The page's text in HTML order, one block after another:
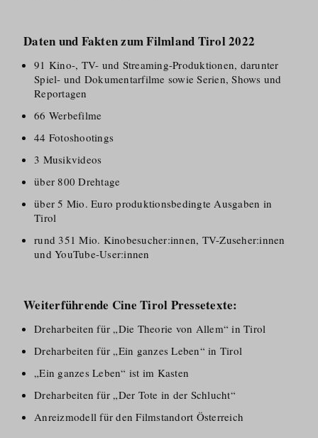
Daten und Fakten zum Filmland Tirol 2022
91 Kino-, TV- und Streaming-Produktionen, darunter
Spiel- und Dokumentarfilme sowie Serien, Shows und
Reportagen
66 Werbefilme
44 Fotoshootings
3 Musikvideos
über 800 Drehtage
über 5 Mio. Euro produktionsbedingte Ausgaben in
Tirol
rund 351 Mio. Kinobesucher:innen, TV-Zuseher:innen
und YouTube-User:innen
Weiterführende Cine Tirol Pressetexte:
Dreharbeiten für „Die Theorie von Allem“ in Tirol
Dreharbeiten für „Ein ganzes Leben“ in Tirol
„Ein ganzes Leben“ ist im Kasten
Dreharbeiten für „Der Tote in der Schlucht“
Anreizmodell für den Filmstandort Österreich